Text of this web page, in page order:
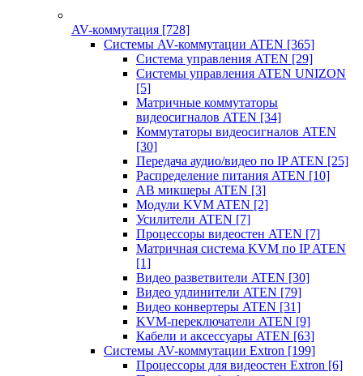
AV-коммутация [728]
Системы AV-коммутации ATEN [365]
Система управления ATEN [29]
Системы управления ATEN UNIZON
[5]
Матричные коммутаторы
видеосигналов ATEN [34]
Коммутаторы видеосигналов ATEN
[30]
Передача аудио/видео по IP ATEN [25]
Распределение питания ATEN [10]
АВ микшеры ATEN [3]
Модули KVM ATEN [2]
Усилители ATEN [7]
Процессоры видеостен ATEN [7]
Матричная система KVM по IP ATEN
[1]
Видео разветвители ATEN [30]
Видео удлинители ATEN [79]
Видео конвертеры ATEN [31]
KVM-переключатели ATEN [9]
Кабели и аксессуары ATEN [63]
Системы AV-коммутации Extron [199]
Процессоры для видеостен Extron [6]